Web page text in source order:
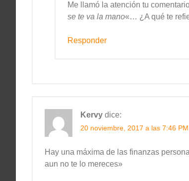
Me llamó la atención tu
se te va la mano«… ¿A qué te
Responder
Kervy dice:
20 noviembre, 2017 a las 7:46 PM
Hay una máxima de las finanzas
aun no te lo mereces»